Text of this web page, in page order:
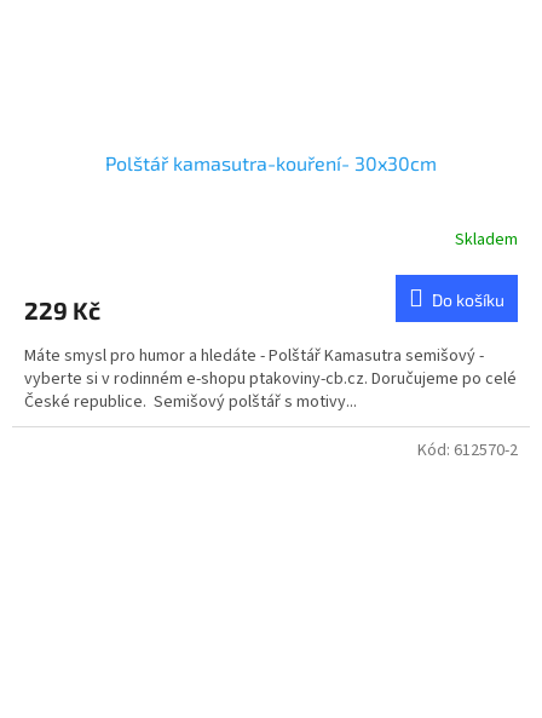
Polštář kamasutra-kouření- 30x30cm
Skladem
229 Kč Do košíku
Máte smysl pro humor a hledáte - Polštář Kamasutra semišový -
vyberte si v rodinném e-shopu ptakoviny-cb.cz. Doručujeme po celé
České republice. Semišový polštář s motivy...
Kód: 612570-2